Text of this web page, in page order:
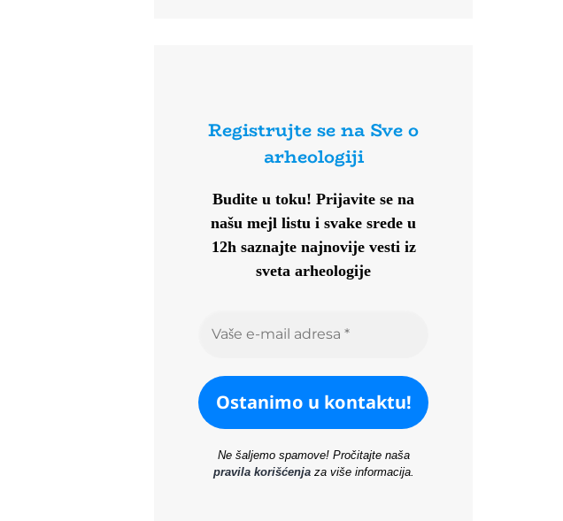
Registrujte se na Sve o
arheologiji
Budite u toku! Prijavite se na
našu mejl listu i svake srede u
12h saznajte najnovije vesti iz
sveta arheologije
Ne šaljemo spamove! Pročitajte naša
pravila korišćenjaza više informacija.